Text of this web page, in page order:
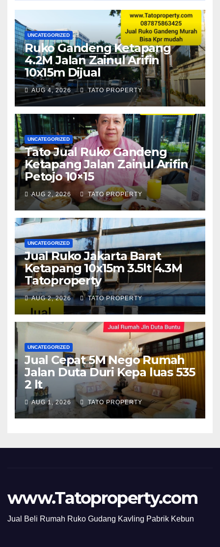
UNCATEGORIZED
Ruko Gandeng Ketapang
4.2M Jalan Zainul Arifin
10x15m Dijual
AUG 4, 2026 TATO PROPERTY
UNCATEGORIZED
Tato Jual Ruko Gandeng
Ketapang Jalan Zainul Arifin
Petojo 10×15
AUG 2, 2026 TATO PROPERTY
UNCATEGORIZED
Jual Ruko Jakarta Barat
Ketapang 10x15m 3.5lt 4.3M
Tatoproperty
AUG 2, 2026 TATO PROPERTY
UNCATEGORIZED
Jual Cepat 5M Nego Rumah
Jalan Duta Duri Kepa luas 535
2 lt
AUG 1, 2026 TATO PROPERTY
www.Tatoproperty.com
Jual Beli Rumah Ruko Gudang Kavling Pabrik Kebun